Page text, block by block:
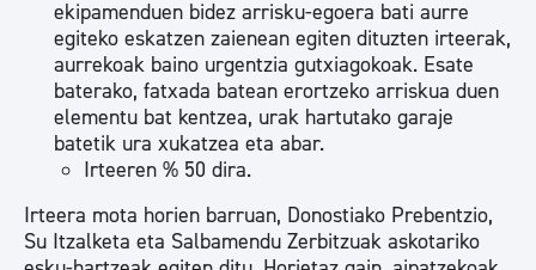
ekipamenduen bidez arrisku-egoera bati aurre
egiteko eskatzen zaienean egiten dituzten irteerak,
aurrekoak baino urgentzia gutxiagokoak. Esate
baterako, fatxada batean erortzeko arriskua duen
elementu bat kentzea, urak hartutako garaje
batetik ura xukatzea eta abar.
Irteeren % 50 dira.
Irteera mota horien barruan, Donostiako Prebentzio,
Su Itzalketa eta Salbamendu Zerbitzuak askotariko